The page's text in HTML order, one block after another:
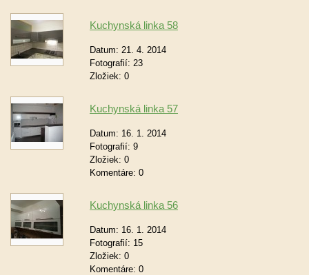
Kuchynská linka 58
Datum: 21. 4. 2014
Fotografií: 23
Zložiek: 0
Kuchynská linka 57
Datum: 16. 1. 2014
Fotografií: 9
Zložiek: 0
Komentáre: 0
Kuchynská linka 56
Datum: 16. 1. 2014
Fotografií: 15
Zložiek: 0
Komentáre: 0